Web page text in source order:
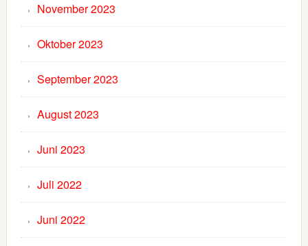
November 2023
Oktober 2023
September 2023
August 2023
Juni 2023
Juli 2022
Juni 2022